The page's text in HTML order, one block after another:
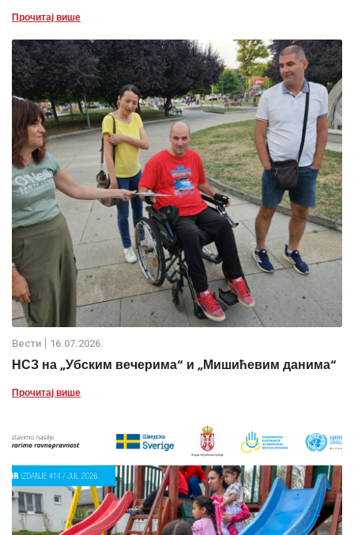
Прочитај више
Вести 16.07.2026.
НСЗ на „Убским вечерима“ и „Мишићевим данима“
Прочитај више